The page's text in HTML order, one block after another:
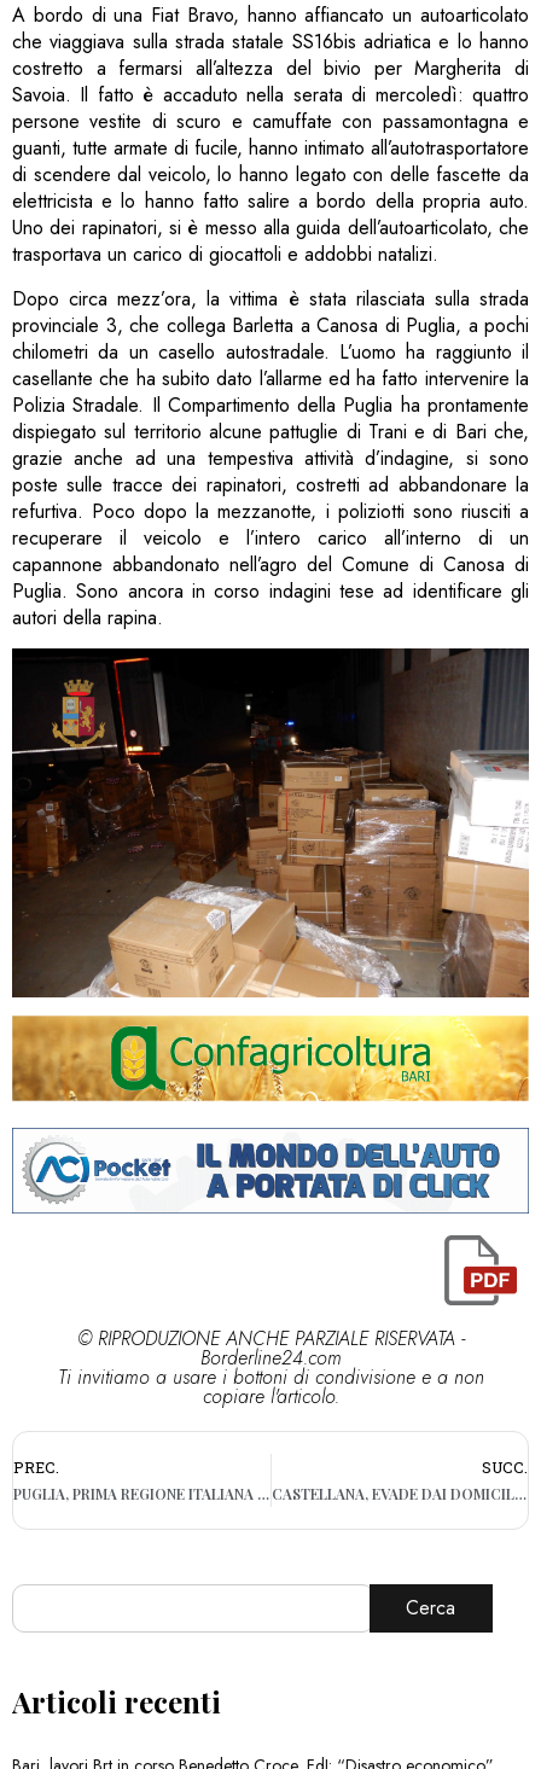
A bordo di una Fiat Bravo, hanno affiancato un autoarticolato
che viaggiava sulla strada statale SS16bis adriatica e lo hanno
costretto a fermarsi all’altezza del bivio per Margherita di
Savoia. Il fatto è accaduto nella serata di mercoledì: quattro
persone vestite di scuro e camuffate con passamontagna e
guanti, tutte armate di fucile, hanno intimato all’autotrasportatore
di scendere dal veicolo, lo hanno legato con delle fascette da
elettricista e lo hanno fatto salire a bordo della propria auto.
Uno dei rapinatori, si è messo alla guida dell’autoarticolato, che
trasportava un carico di giocattoli e addobbi natalizi.
Dopo circa mezz’ora, la vittima è stata rilasciata sulla strada
provinciale 3, che collega Barletta a Canosa di Puglia, a pochi
chilometri da un casello autostradale. L’uomo ha raggiunto il
casellante che ha subito dato l’allarme ed ha fatto intervenire la
Polizia Stradale. Il Compartimento della Puglia ha prontamente
dispiegato sul territorio alcune pattuglie di Trani e di Bari che,
grazie anche ad una tempestiva attività d’indagine, si sono
poste sulle tracce dei rapinatori, costretti ad abbandonare la
refurtiva. Poco dopo la mezzanotte, i poliziotti sono riusciti a
recuperare il veicolo e l’intero carico all’interno di un
capannone abbandonato nell’agro del Comune di Canosa di
Puglia. Sono ancora in corso indagini tese ad identificare gli
autori della rapina.
© RIPRODUZIONE ANCHE PARZIALE RISERVATA -
Borderline24.com
Ti invitiamo a usare i bottoni di condivisione e a non
copiare l'articolo.
PREC.
PUGLIA, PRIMA REGIONE ITALIANA TOTALMENTE CONNESSA CON LA FIBRA: L’ANNUNCIO DI EMILIANO
SUCC.
CASTELLANA, EVADE DAI DOMICILIARI PER RUBARE NELLA SACRESTIA DELLA CHIESA – VIDEO
Cerca
Articoli recenti